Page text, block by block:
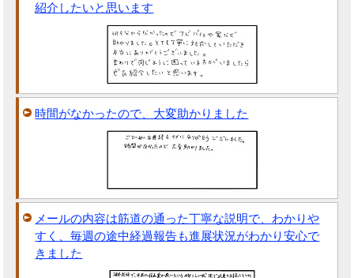
紹介したいと思います
時間がなかったので、大変助かりました
メールの内容は筋道の通った丁寧な説明で、わかりや
すく、毎週の途中経過報告も進展状況がわかり安心で
きました